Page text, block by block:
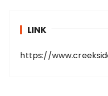
LINK
https://